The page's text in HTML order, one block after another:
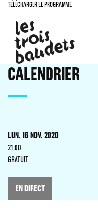
TÉLÉCHARGER LE PROGRAMME
CALENDRIER
LUN. 16 NOV. 2020
21:00
GRATUIT
EN DIRECT